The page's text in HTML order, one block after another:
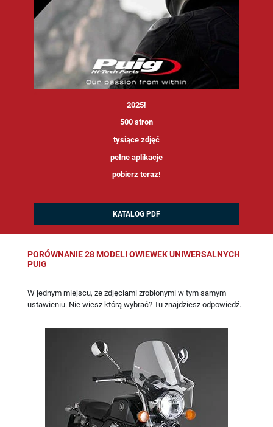
2025!
500 stron
tysiące zdjęć
pełne aplikacje
pobierz teraz!
KATALOG PDF
PORÓWNANIE 28 MODELI OWIEWEK UNIWERSALNYCH
PUIG
W jednym miejscu, ze zdjęciami zrobionymi w tym samym
ustawieniu. Nie wiesz którą wybrać? Tu znajdziesz odpowiedź.